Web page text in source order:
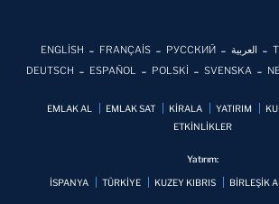
ENGLİSH FRANÇAİS РУССКИЙ العربية
DEUTSCH
ESPAÑOL POLSKİ SVENSKA
EMLAK AL EMLAK SAT KİRALA YATIRIM
ETKİNLİKLER
Yatırım:
İSPANYA TÜRKİYE KUZEY KIBRIS BİRLEŞİK